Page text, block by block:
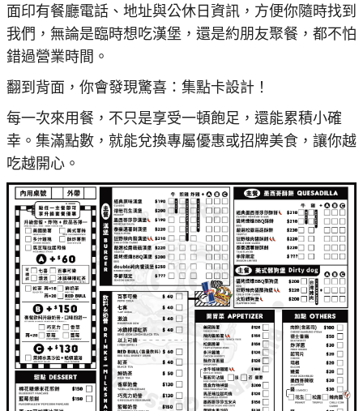
面印有餐廳電話、地址與公休日資訊，方便你隨時找到
我們，無論是臨時想吃漢堡，還是約朋友聚餐，都不怕
錯過營業時間。
翻到背面，你會發現驚喜：集點卡設計！
每一次來用餐，不只是享受一頓飽足，還能累積小確
幸。集滿點數，就能兌換專屬優惠或招牌美食，讓你越
吃越開心。